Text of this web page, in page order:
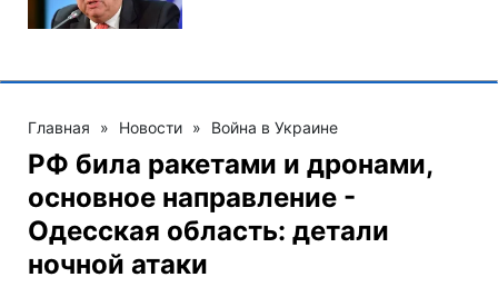
Главная » Новости » Война в Украине
РФ била ракетами и дронами,
основное направление -
Одесская область: детали
ночной атаки